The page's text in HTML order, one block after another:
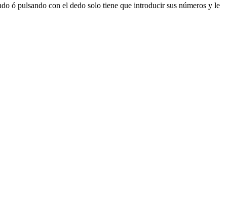
ó pulsando con el dedo solo tiene que introducir sus números y le